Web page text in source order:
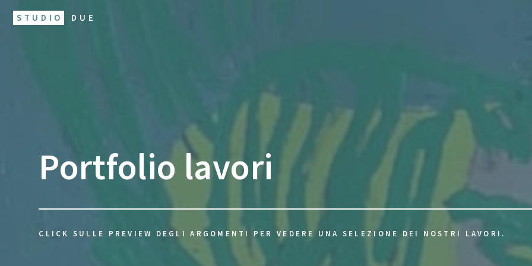
STUDIO DUE
Portfolio lavori
CLICK SULLE PREVIEW DEGLI ARGOMENTI PER VEDERE UNA SELEZIONE DEI NOSTRI LAVORI.